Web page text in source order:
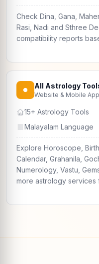
Check Dina, Gana,
Rasi, Nadi and Sthree
compatibility reports
All Astrology
Website & Mobile App
15+ Astrology Tools
Malayalam Language
Explore Horoscope,
Calendar, Grahanila,
Numerology, Vastu,
more astrology services